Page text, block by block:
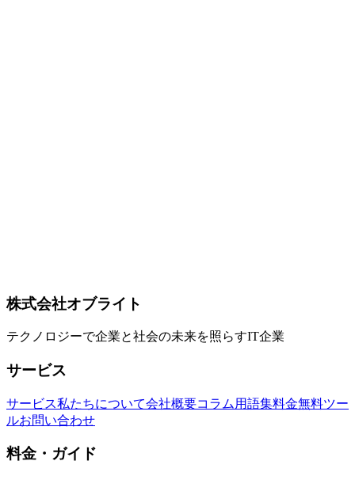
Gemini 3.1 Pro
Deep Research
株式会社オブライト
テクノロジーで企業と社会の未来を照らすIT企業
サービス
サービス私たちについて会社概要コラム 用語集料金無料ツー
ルお問い合わせ
料金・ガイド